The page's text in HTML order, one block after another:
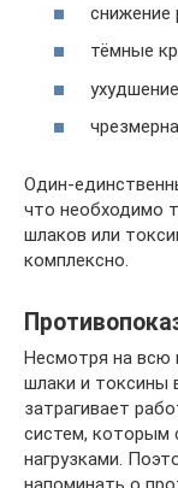
снижение
тёмные
Один-
что необходимо
шлаков или
комплексно.
Несмотря на всю
шлаки и токсины
затрагивает
систем, которым
нагрузками.